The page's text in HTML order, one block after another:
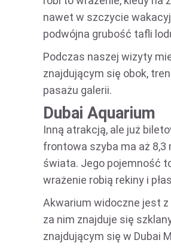
nawet w szczycie
podwójna grubość tafli
Podczas naszej wizyty
znajdującym się obok,
pasażu galerii.
Dubai Aquarium
Inną atrakcją, ale już
frontowa szyba ma aż
świata. Jego pojemność
wrażenie robią rekiny i
Akwarium widoczne jest z
za nim znajduje się
znajdującym się w Dubai